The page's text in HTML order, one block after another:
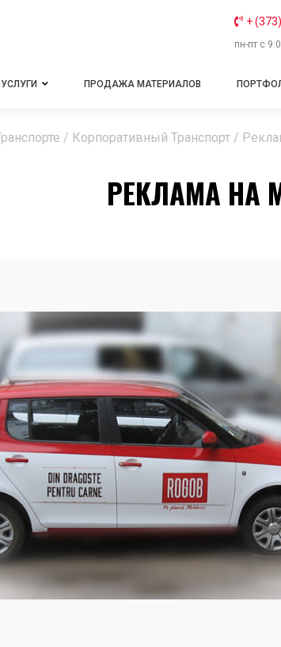
+ (373)
пн-пт с
УСЛУГИ ПРОДАЖА МАТЕРИАЛОВ
/ Корпоративный Транспорт /
РЕКЛАМА НА